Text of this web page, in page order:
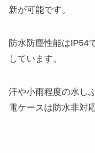
新が可能です。
防水防塵性能はIP54
しています。
汗や小雨程度の水し
電ケースは防水非対